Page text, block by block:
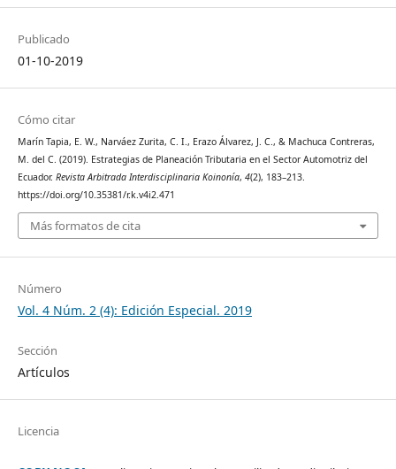
Publicado
01-10-2019
Cómo citar
Marín Tapia, E. W., Narváez Zurita, C. I., Erazo Álvarez, J. C., & Machuca Contreras,
M. del C. (2019). Estrategias de Planeación Tributaria en el Sector Automotriz del
Ecuador. Revista Arbitrada Interdisciplinaria Koinonía, 4(2), 183–213.
https://doi.org/10.35381/r.k.v4i2.471
Más formatos de cita
Número
Vol. 4 Núm. 2 (4): Edición Especial. 2019
Sección
Artículos
Licencia